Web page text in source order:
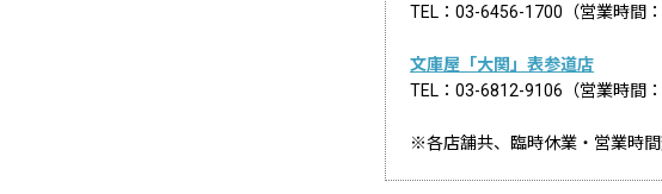
TEL：03-6456-1700（営業時間
文庫屋「大関」表参道店
TEL：03-6812-9106（営業時間
※各店舗共、臨時休業・営業時